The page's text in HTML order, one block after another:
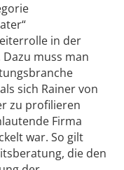
in der
muss man
sich Rainer von
zu profilieren
Firma
war. So gilt
die den